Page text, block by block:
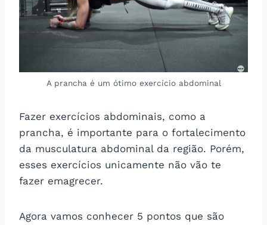
A prancha é um ótimo exercício abdominal
Fazer exercícios abdominais, como a
prancha, é importante para o fortalecimento
da musculatura abdominal da região. Porém,
esses exercícios unicamente não vão te
fazer emagrecer.
Agora vamos conhecer 5 pontos que são